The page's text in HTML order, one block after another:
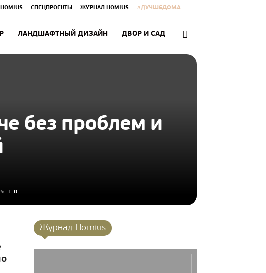
СПЕЦПРОЕКТЫ ЖУРНАЛ HOMIUS #ЛУЧШЕДОМА
ЛАНДШАФТНЫЙ ДИЗАЙН ДВОР И САД
без проблем и
0
Журнал Homius